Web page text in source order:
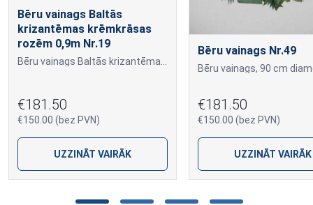
Bēru vainags Baltās
krizantēmas krēmkrāsas
rozēm 0,9m Nr.19
€181.50
€150.00 (bez PVN)
UZZINĀT VAIRĀK
Bēru vainags Nr.49
€181.50
€150.00 (bez PVN)
UZZINĀT VAIRĀK